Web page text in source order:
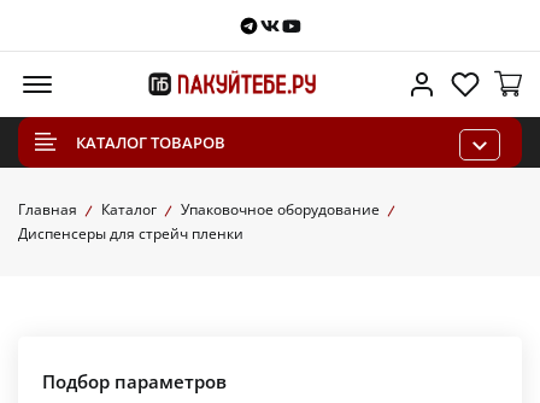
Telegram
VKontakte
Youtube
Личный
КАТАЛОГ ТОВАРОВ
Главная Каталог
Упаковочное оборудование
Диспенсеры для стрейч пленки
Подбор параметров